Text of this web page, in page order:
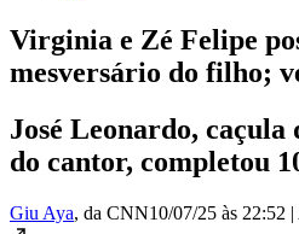
Virginia e Zé Felipe
mesversário do filho;
José Leonardo,
do cantor, completou
Giu Aya, da CNN10/07/25 às 22:52 |